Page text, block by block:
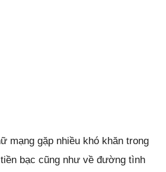
mạng gặp nhiều khó khăn trong
bạc cũng như về đường tình